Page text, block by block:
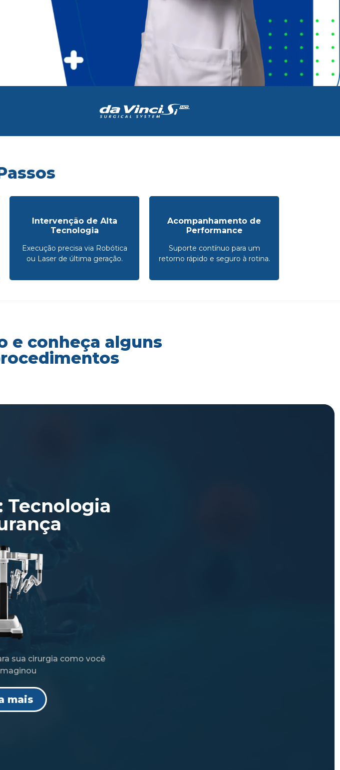
Intervenção de Alta
Tecnologia
Execução precisa via Robótica
ou Laser de última geração.
Acompanhamento de
Performance
Suporte contínuo para um
retorno rápido e seguro à rotina.
e conheça alguns
Tecnologia
sua cirurgia como você
mais